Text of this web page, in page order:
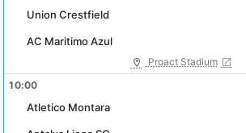
Union Crestfield
AC Maritimo Azul
Proact Stadium
10:00
Atletico Montara